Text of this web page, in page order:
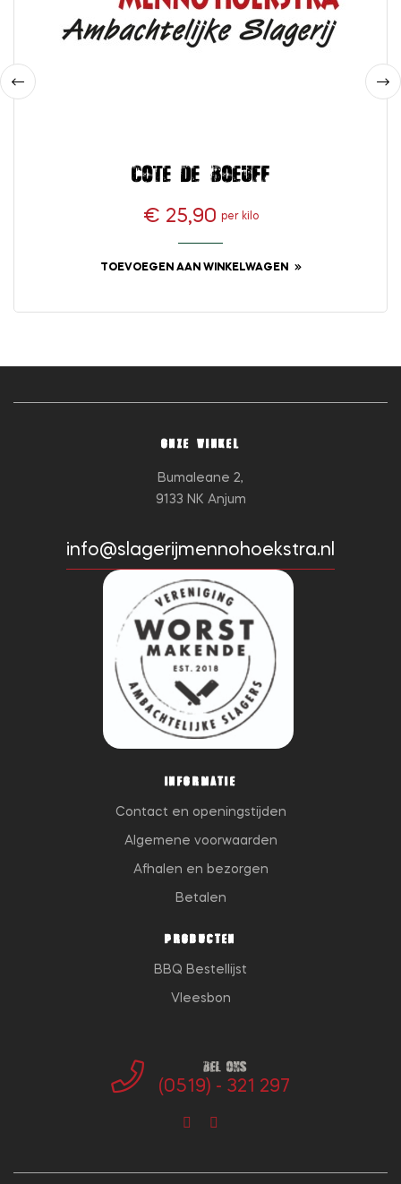
Cote de boeuff
Prijs
€ 25,90 per kilo
TOEVOEGEN AAN WINKELWAGEN
ONZE WINKEL
Bumaleane 2,
9133 NK Anjum
info@slagerijmennohoekstra.nl
INFORMATIE
Contact en openingstijden
Algemene voorwaarden
Afhalen en bezorgen
Betalen
PRODUCTEN
BBQ Bestellijst
Vleesbon
Bel ons
(0519) - 321 297